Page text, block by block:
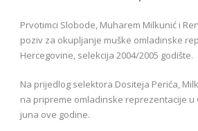
Prvotimci Slobode, Muharem Milkunić i
poziv za okupljanje muške omladinske
Hercegovine, selekcija 2004/2005 godište.
Na prijedlog selektora Dositeja Perića,
na pripreme omladinske reprezentacije u
juna ove godine.